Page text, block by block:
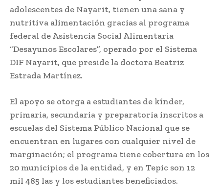
adolescentes de Nayarit, tienen una sana y
nutritiva alimentación gracias al programa
federal de Asistencia Social Alimentaria
“Desayunos Escolares”, operado por el Sistema
DIF Nayarit, que preside la doctora Beatriz
Estrada Martínez.
El apoyo se otorga a estudiantes de kínder,
primaria, secundaria y preparatoria inscritos a
escuelas del Sistema Público Nacional que se
encuentran en lugares con cualquier nivel de
marginación; el programa tiene cobertura en los
20 municipios de la entidad, y en Tepic son 12
mil 485 las y los estudiantes beneficiados.